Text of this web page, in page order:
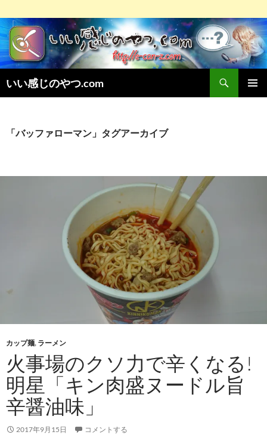
いい感じのやつ.com
索
ン「バッファローマン」タグアーカイブ
カップ麺, ラーメン
火事場のクソ力で辛くなる!
明星「キン肉盛ヌードル旨
辛醤油味」
2017年9月15日 コメントする